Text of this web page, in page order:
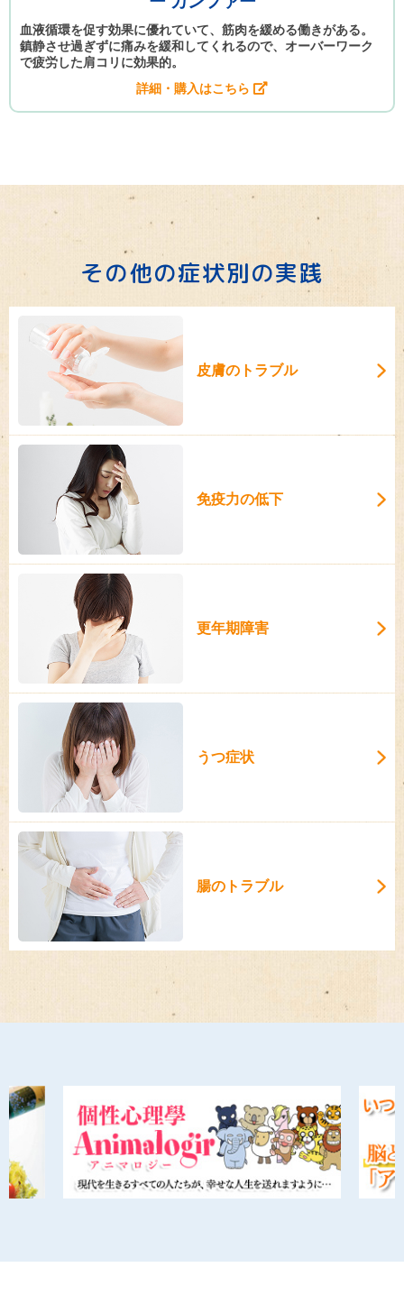
血液循環を促す効果に優れていて、筋肉を緩める働きがある。
鎮静させ過ぎずに痛みを緩和してくれるので、オーバーワーク
で疲労した肩コリに効果的。
詳細・購入はこちら
その他の症状別の実践
皮膚のトラブル
免疫力の低下
更年期障害
うつ症状
腸のトラブル